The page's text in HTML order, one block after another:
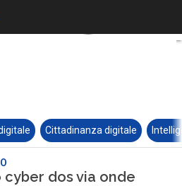
Cittadinanza digitale
dos via onde